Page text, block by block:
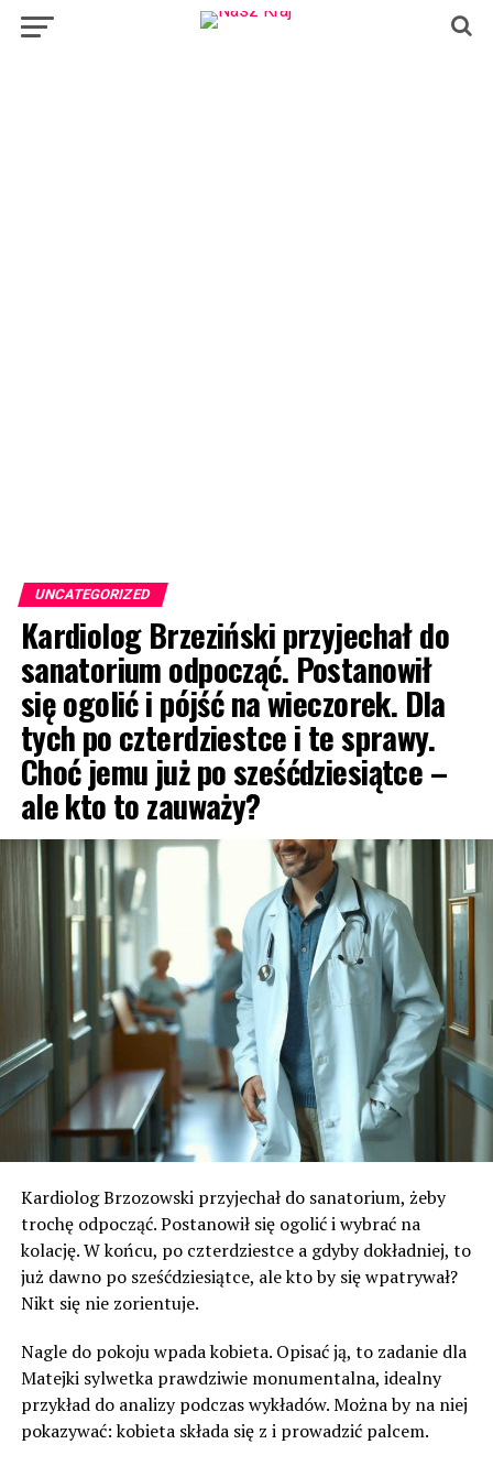
UNCATEGORIZED
Kardiolog Brzeziński przyjechał do
sanatorium odpocząć. Postanowił
się ogolić i pójść na wieczorek. Dla
tych po czterdziestce i te sprawy.
Choć jemu już po sześćdziesiątce –
ale kto to zauważy?
Kardiolog Brzozowski przyjechał do sanatorium, żeby
trochę odpocząć. Postanowił się ogolić i wybrać na
kolację. W końcu, po czterdziestce a gdyby dokładniej, to
już dawno po sześćdziesiątce, ale kto by się wpatrywał?
Nikt się nie zorientuje.
Nagle do pokoju wpada kobieta. Opisać ją, to zadanie dla
Matejki sylwetka prawdziwie monumentalna, idealny
przykład do analizy podczas wykładów. Można by na niej
pokazywać: kobieta składa się z i prowadzić palcem.